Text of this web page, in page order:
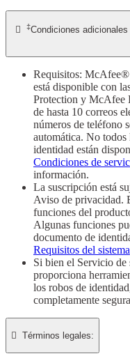
 ‡Condiciones
Requisitos:
está disponible con
Protection y McAfee
de hasta 10 correos
números de teléfono
automática. No todos
identidad están
Condiciones de
información.
La suscripción está
Aviso de privacidad.
funciones del
Algunas funciones
documento de
Requisitos del sistema
Si bien el Servicio
proporciona
los robos de
completamente
 Términos legales:​